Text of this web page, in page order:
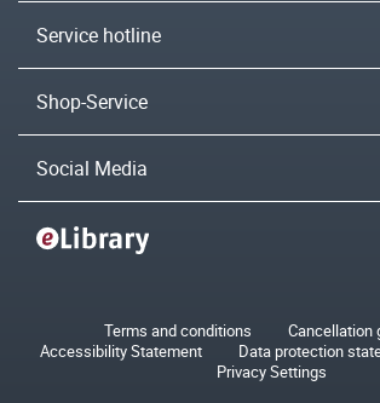
Service hotline
Shop-Service
Social Media
Terms and conditions
Cancellation
Accessibility Statement
Data protection
Privacy Settings